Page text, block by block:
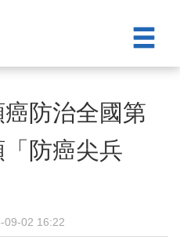
防治全國第
防癌尖兵
09-02 16:22